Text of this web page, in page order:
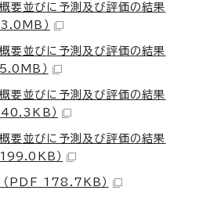
要並びに予測及び評価の結果
）
要並びに予測及び評価の結果
）
要並びに予測及び評価の結果
）
要並びに予測及び評価の結果
）
PDF 178.7KB）